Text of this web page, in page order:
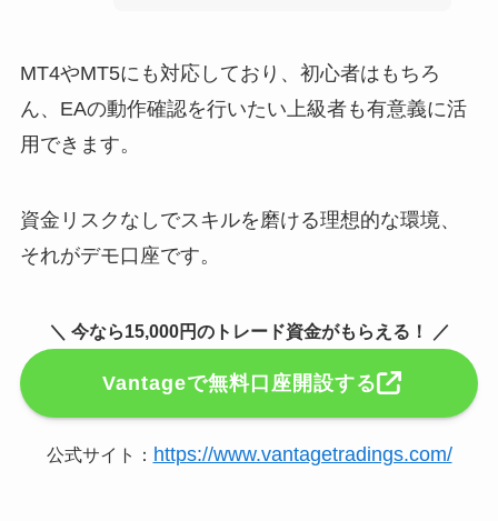
MT4やMT5にも対応しており、初心者はもちろ
ん、EAの動作確認を行いたい上級者も有意義に活
用できます。
資金リスクなしでスキルを磨ける理想的な環境、
それがデモ口座です。
＼ 今なら15,000円のトレード資金がもらえる！ ／
Vantageで無料口座開設する
公式サイト： https://www.vantagetradings.com/